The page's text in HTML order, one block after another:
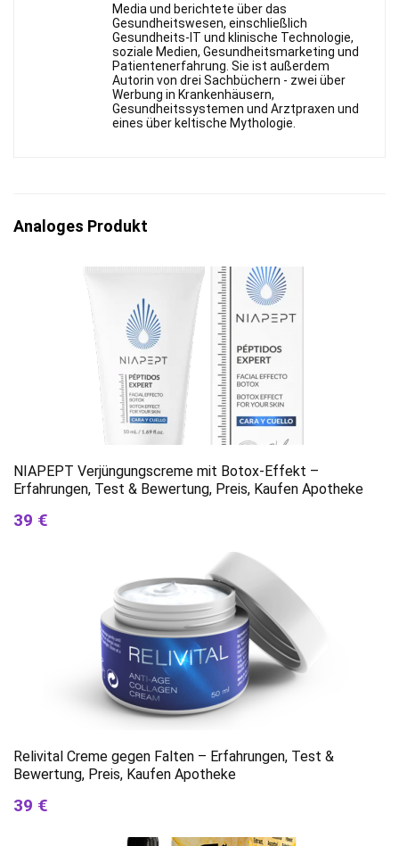
Media und berichtete über das
Gesundheitswesen, einschließlich
Gesundheits-IT und klinische Technologie,
soziale Medien, Gesundheitsmarketing und
Patientenerfahrung. Sie ist außerdem
Autorin von drei Sachbüchern - zwei über
Werbung in Krankenhäusern,
Gesundheitssystemen und Arztpraxen und
eines über keltische Mythologie.
Analoges Produkt
NIAPEPT Verjüngungscreme mit Botox-Effekt –
Erfahrungen, Test & Bewertung, Preis, Kaufen Apotheke
39 €
Relivital Creme gegen Falten – Erfahrungen, Test &
Bewertung, Preis, Kaufen Apotheke
39 €